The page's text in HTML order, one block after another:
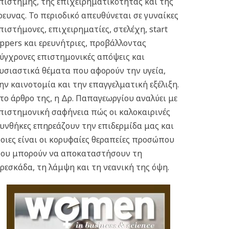
Το περιοδικό απευθύνεται σε γυναίκες
επιχειρηματίες, στελέχη, start
και ερευνήτριες, προβάλλοντας
επιστημονικές απόψεις και
θέματα που αφορούν την υγεία,
καινοτομία και την επαγγελματική εξέλιξη.
άρθρο της, η Δρ. Παπαγεωργίου αναλύει με
σαφήνεια πώς οι καλοκαιρινές
επηρεάζουν την επιδερμίδα μας και
είναι οι κορυφαίες θεραπείες προσώπου
μπορούν να αποκαταστήσουν τη
τη λάμψη και τη νεανική της όψη.